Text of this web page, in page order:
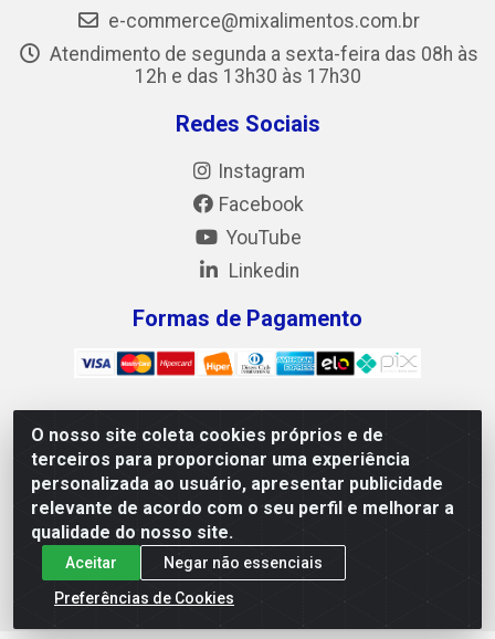
O nosso site coleta cookies próprios e de
terceiros para proporcionar uma experiência
personalizada ao usuário, apresentar publicidade
relevante de acordo com o seu perfil e melhorar a
qualidade do nosso site.
Aceitar
Negar não essenciais
Preferências de Cookies
e-commerce@mixalimentos.com.br
Atendimento de segunda a sexta-feira das 08h às
12h e das 13h30 às 17h30
Redes Sociais
Instagram
Facebook
YouTube
Linkedin
Formas de Pagamento
Mix Alimentos LTDA - Quadra Asr Ne 55 (412 Norte), Alameda
02, S/N - Plano Diretor Norte, Palmas/TO - CEP 77.006-540 -
CNPJ 05.922.500/0001-02